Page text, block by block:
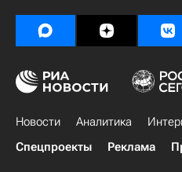
Новости Аналитика
Спецпроекты
Реклама